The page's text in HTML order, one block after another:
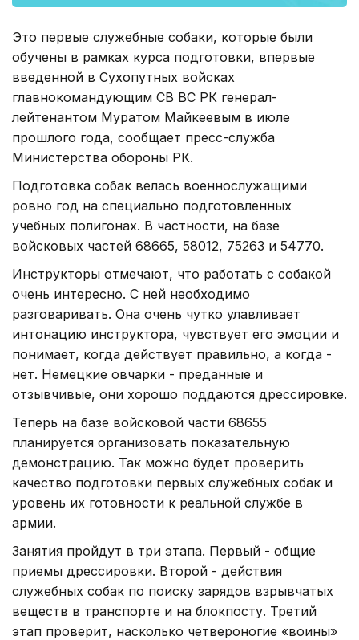
Это первые служебные собаки, которые были
обучены в рамках курса подготовки, впервые
введенной в Сухопутных войсках
главнокомандующим СВ ВС РК генерал-
лейтенантом Муратом Майкеевым в июле
прошлого года, сообщает пресс-служба
Министерства обороны РК.
Подготовка собак велась военнослужащими
ровно год на специально подготовленных
учебных полигонах. В частности, на базе
войсковых частей 68665, 58012, 75263 и 54770.
Инструкторы отмечают, что работать с собакой
очень интересно. С ней необходимо
разговаривать. Она очень чутко улавливает
интонацию инструктора, чувствует его эмоции и
понимает, когда действует правильно, а когда -
нет. Немецкие овчарки - преданные и
отзывчивые, они хорошо поддаются дрессировке.
Теперь на базе войсковой части 68655
планируется организовать показательную
демонстрацию. Так можно будет проверить
качество подготовки первых служебных собак и
уровень их готовности к реальной службе в
армии.
Занятия пройдут в три этапа. Первый - общие
приемы дрессировки. Второй - действия
служебных собак по поиску зарядов взрывчатых
веществ в транспорте и на блокпосту. Третий
этап проверит, насколько четвероногие «воины»